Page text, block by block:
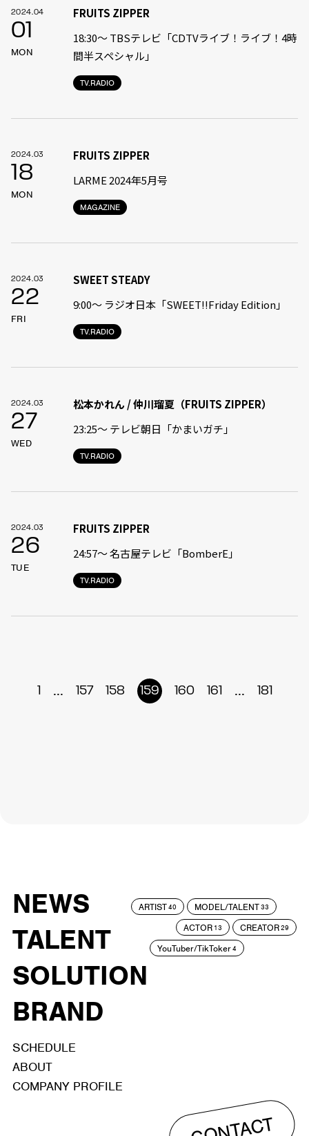
2024.04
01
MON
TV.RADIO
FRUITS ZIPPER
18:30〜 TBSテレビ「CDTVライブ！ライブ！4時
間半スペシャル」
2024.03
18
MON
MAGAZINE
FRUITS ZIPPER
LARME 2024年5月号
2024.03
22
FRI
TV.RADIO
SWEET STEADY
9:00〜 ラジオ日本「SWEET!!Friday Edition」
2024.03
27
WED
TV.RADIO
松本かれん / 仲川瑠夏（FRUITS ZIPPER）
23:25〜 テレビ朝日「かまいガチ」
2024.03
26
TUE
TV.RADIO
FRUITS ZIPPER
24:57〜 名古屋テレビ「BomberE」
1 ... 157 158 159 160 161 ... 181
NEWS
TALENT
SOLUTION
BRAND
ARTIST40 MODEL/TALENT33
ACTOR 13 CREATOR29
YouTuber/TikToker4
SCHEDULE
ABOUT
COMPANY PROFILE